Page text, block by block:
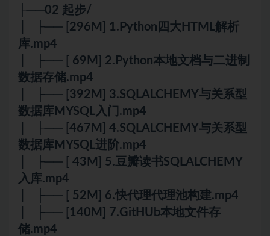
├──02 起步/
│ ├── [296M] 1.Python四大HTML解析
库.mp4
│ ├── [ 69M] 2.Python本地文档与二进制
数据存储.mp4
│ ├── [392M] 3.SQLALCHEMY与关系型
数据库MYSQL入门.mp4
│ ├── [467M] 4.SQLALCHEMY与关系型
数据库MYSQL进阶.mp4
│ ├── [ 43M] 5.豆瓣读书SQLALCHEMY
入库.mp4
│ ├── [ 52M] 6.快代理代理池构建.mp4
│ ├── [140M] 7.GitHUb本地文件存
储.mp4